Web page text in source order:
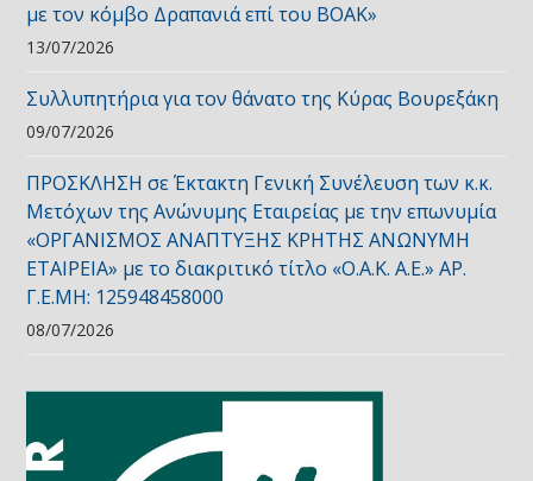
με τον κόμβο Δραπανιά επί του ΒΟΑΚ»
13/07/2026
Συλλυπητήρια για τον θάνατο της Κύρας Βουρεξάκη
09/07/2026
ΠΡΟΣΚΛΗΣΗ σε Έκτακτη Γενική Συνέλευση των κ.κ.
Μετόχων της Ανώνυμης Εταιρείας με την επωνυμία
«ΟΡΓΑΝΙΣΜΟΣ ΑΝΑΠΤΥΞΗΣ ΚΡΗΤΗΣ ΑΝΩΝΥΜΗ
ΕΤΑΙΡΕΙΑ» με το διακριτικό τίτλο «Ο.Α.Κ. Α.Ε.» ΑΡ.
Γ.Ε.ΜΗ: 125948458000
08/07/2026